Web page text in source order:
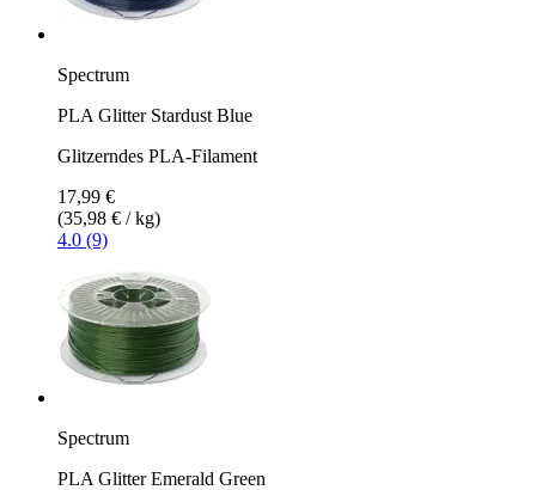
Spectrum
PLA Glitter Stardust Blue
Glitzerndes PLA-Filament
17,99 €
(35,98 € / kg)
4.0 (9)
Spectrum
PLA Glitter Emerald Green